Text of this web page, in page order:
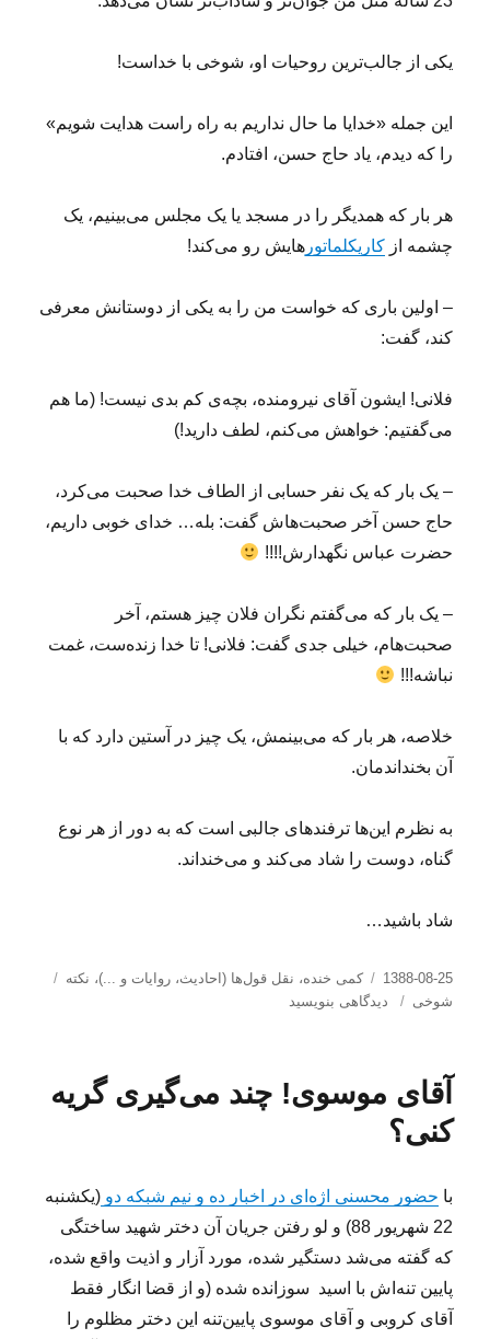
یکی از جالب‌ترین روحیات او، شوخی با خداست!
این جمله «خدایا ما حال نداریم به راه راست هدایت شویم»
را که دیدم، یاد حاج حسن، افتادم.
هر بار که همدیگر را در مسجد یا یک مجلس می‌بینیم، یک
چشمه ازکاریکلماتورهایش رو می‌کند!
– اولین باری که خواست من را به یکی از دوستانش معرفی
کند، گفت:
فلانی! ایشون آقای نیرومنده، بچه‌ی کم بدی نیست! (ما هم
می‌گفتیم: خواهش می‌کنم، لطف دارید!)
– یک بار که یک نفر حسابی از الطاف خدا صحبت می‌کرد،
حاج حسن آخر صحبت‌هاش گفت: بله… خدای خوبی داریم،
حضرت عباس نگهدارش!!!!
– یک بار که می‌گفتم نگران فلان چیز هستم، آخر
صحبت‌هام، خیلی جدی گفت: فلانی! تا خدا زنده‌ست، غمت
نباشه!!!
خلاصه، هر بار که می‌بینمش، یک چیز در آستین دارد که با
آن بخنداندمان.
به نظرم این‌ها ترفندهای جالبی است که به دور از هر نوع
گناه، دوست را شاد می‌کند و می‌خنداند.
شاد باشید…
ارسال
شده
1388-08-25 دسته‌ها
کمی خنده، نقل قول‌ها (احادیث، روایات و ...)، نکته
شوخی
برای
نداریم
به
شویم!
دیدگاهی بنویسید
آقای موسوی! چند می‌گیری گریه
کنی؟
با حضور محسنی اژه‌ای در اخبار ده و نیم شبکه دو(یکشنبه
22 شهریور 88) و لو رفتن جریان آن دختر شهید ساختگی
که گفته می‌شد دستگیر شده، مورد آزار و اذیت واقع شده،
پایین تنه‌اش با اسید سوزانده شده (و از قضا انگار فقط
آقای کروبی و آقای موسوی پایین‌تنه این دختر مظلوم را